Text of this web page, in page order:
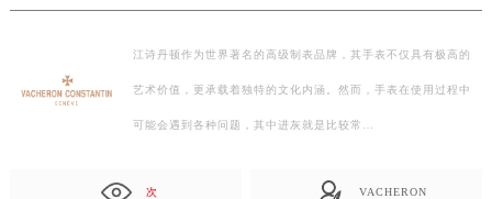
江诗丹顿作为世界著名的高级制表品牌，其手表不仅具有极高的
艺术价值，更承载着独特的文化内涵。然而，手表在使用过程中
可能会遇到各种问题，其中进灰就是比较常…
次 VACHERON